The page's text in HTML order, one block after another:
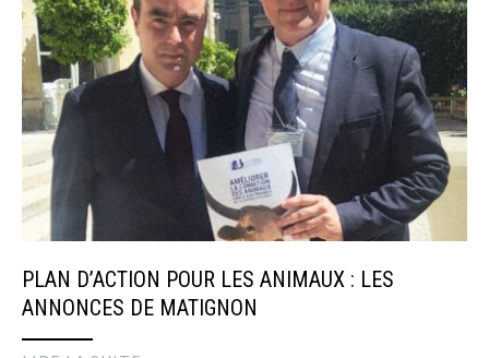
PLAN D’ACTION POUR LES ANIMAUX : LES
ANNONCES DE MATIGNON